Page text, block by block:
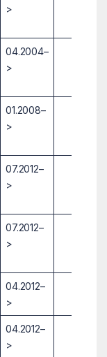
>
04.2004–
>
01.2008–
>
07.2012–
>
07.2012–
>
04.2012–
>
04.2012–
>